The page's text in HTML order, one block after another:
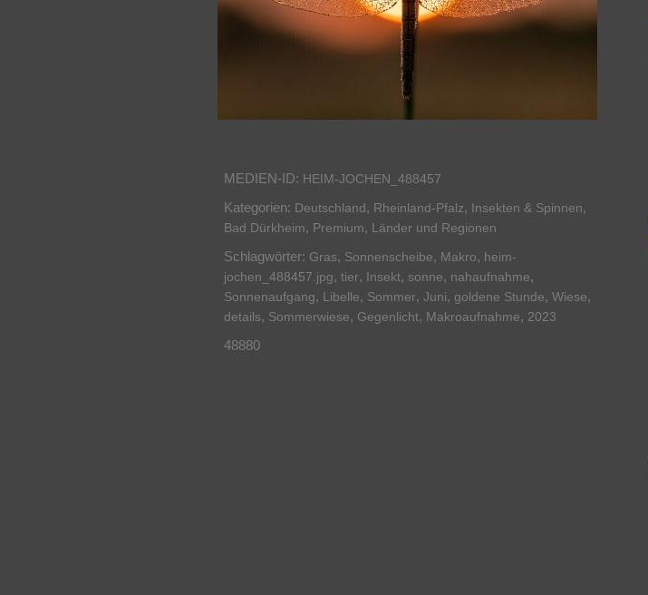
MEDIEN-ID: HEIM-JOCHEN_488457
Kategorien: Deutschland, Rheinland-Pfalz, Insekten & Spinnen,
Bad Dürkheim, Premium, Länder und Regionen
Schlagwörter: Gras, Sonnenscheibe, Makro, heim-
jochen_488457.jpg, tier, Insekt, sonne, nahaufnahme,
Sonnenaufgang, Libelle, Sommer, Juni, goldene Stunde, Wiese,
details, Sommerwiese, Gegenlicht, Makroaufnahme, 2023
48880